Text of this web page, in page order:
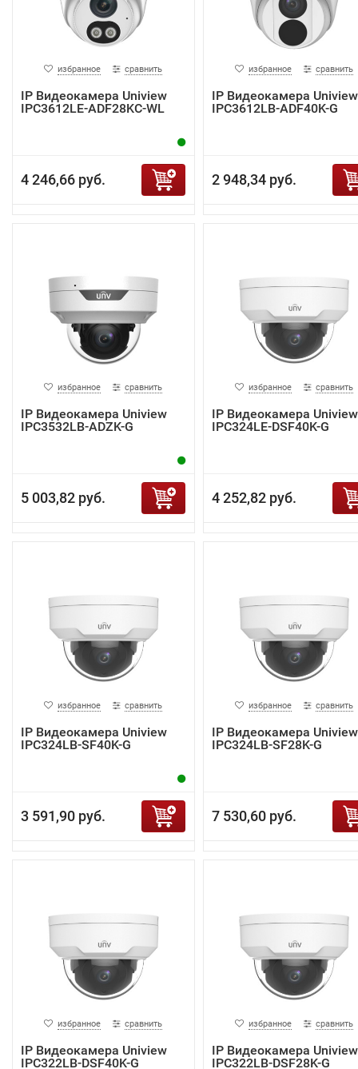
избранное сравнить
IP Видеокамера Uniview
IPC3612LE-ADF28KC-WL
4 246,66 руб.
избранное сравнить
IP Видеокамера Uniview
IPC3612LB-ADF40K-G
2 948,34 руб.
избранное сравнить
IP Видеокамера Uniview
IPC3532LB-ADZK-G
5 003,82 руб.
избранное сравнить
IP Видеокамера Uniview
IPC324LE-DSF40K-G
4 252,82 руб.
избранное сравнить
IP Видеокамера Uniview
IPC324LB-SF40K-G
3 591,90 руб.
избранное сравнить
IP Видеокамера Uniview
IPC324LB-SF28K-G
7 530,60 руб.
избранное сравнить
IP Видеокамера Uniview
IPC322LB-DSF40K-G
избранное сравнить
IP Видеокамера Uniview
IPC322LB-DSF28K-G